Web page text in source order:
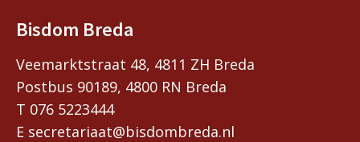
Bisdom Breda
Veemarktstraat 48, 4811 ZH Breda
Postbus 90189, 4800 RN Breda
T 076 5223444
E secretariaat@bisdombreda.nl